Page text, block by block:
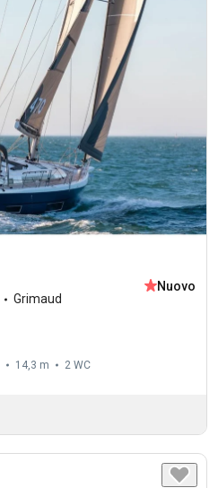
Grimaud
Nuovo
14,3 m 2 WC